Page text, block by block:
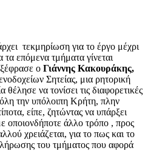
τεκμηρίωση για το έργο μέχρι
τα επόμενα τμήματα γίνεται
ο Γιάννης Κακουράκης,
Σητείας, μια ρητορική
να τονίσει τις διαφορετικές
την υπόλοιπη Κρήτη, πλην
είπε, ζητώντας να υπάρξει
οποιονδήποτε άλλο τρόπο , προς
χρειάζεται, για το πως και το
του τμήματος που αφορά